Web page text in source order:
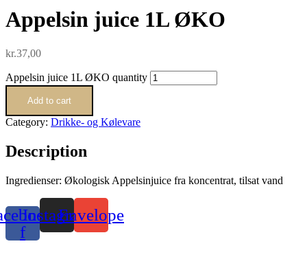
Appelsin juice 1L ØKO
kr.37,00
Appelsin juice 1L ØKO quantity
Add to cart
Category: Drikke- og Kølevare
Description
Ingredienser: Økologisk Appelsinjuice fra koncentrat, tilsat vand
f
InstagramEnvelope